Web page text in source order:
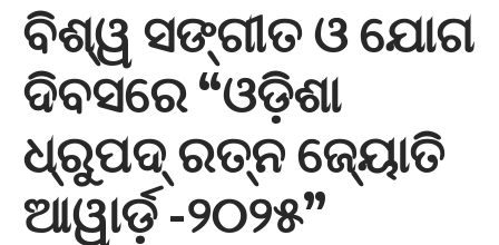
ବିଶ୍ୱ ସଙ୍ଗୀତ ଓ ଯୋଗ
ଦିବସରେ “ଓଡ଼ିଶା
ଧ୍ରୁପଦ୍ ରତ୍ନ ଜ୍ୟୋତି
ଆୱାର୍ଡ଼ -୨୦୨୫”